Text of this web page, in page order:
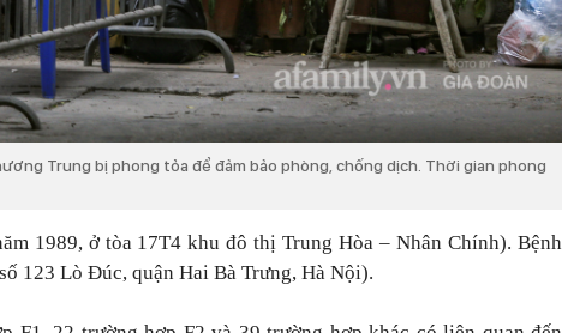
Trung bị phong tỏa để đảm bảo phòng, chống dịch. Thời gian phong
1989, ở tòa 17T4 khu đô thị Trung Hòa – Nhân Chính). Bệnh
123 Lò Đúc, quận Hai Bà Trưng, Hà Nội).